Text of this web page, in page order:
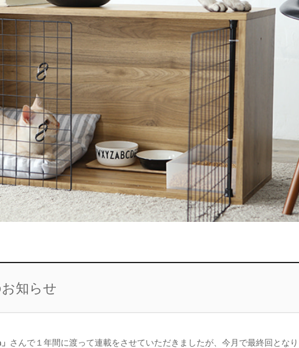
知らせ
さんで１年間に渡って連載をさせていただきましたが、今月で最終回となり